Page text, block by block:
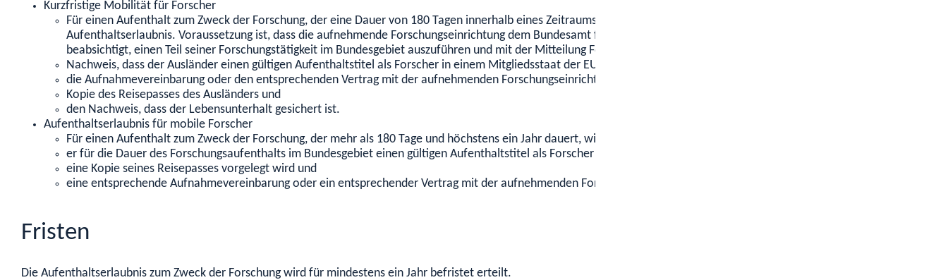
Kurzfristige Mobilität für Forscher
Für einen Aufenthalt zum Zweck der Forschung, der eine Dauer von 180 Tagen innerhalb eines Zeitraums von 360 Tagen nicht überschreitet, bedarf es keiner
Aufenthaltserlaubnis. Voraussetzung ist, dass die aufnehmende Forschungseinrichtung dem Bundesamt für Migration und Flüchtlinge mitgeteilt hat, dass der Ausländer
beabsichtigt, einen Teil seiner Forschungstätigkeit im Bundesgebiet auszuführen und mit der Mitteilung Folgendes vorgelegt wurde:
Nachweis, dass der Ausländer einen gültigen Aufenthaltstitel als Forscher in einem Mitgliedsstaat der EU besitzt
die Aufnahmevereinbarung oder den entsprechenden Vertrag mit der aufnehmenden Forschungseinrichtung
Kopie des Reisepasses des Ausländers und
den Nachweis, dass der Lebensunterhalt gesichert ist.
Aufenthaltserlaubnis für mobile Forscher
Für einen Aufenthalt zum Zweck der Forschung, der mehr als 180 Tage und höchstens ein Jahr dauert, wird einem Ausländer eine Aufenthaltserlaubnis erteilt, wenn
er für die Dauer des Forschungsaufenthalts im Bundesgebiet einen gültigen Aufenthaltstitel als Forscher in einem anderen EU-Mitgliedstaat besitzt,
eine Kopie seines Reisepasses vorgelegt wird und
eine entsprechende Aufnahmevereinbarung oder ein entsprechender Vertrag mit der aufnehmenden Forschungseinrichtung vorgelegt wird.
Fristen
Die Aufenthaltserlaubnis zum Zweck der Forschung wird für mindestens ein Jahr befristet erteilt.